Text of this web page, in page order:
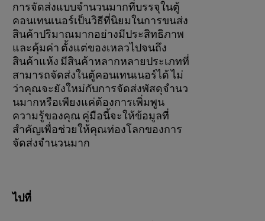
การจัดส่งแบบจํานวนมากที่บรรจุในตู้
คอนเทนเนอร์เป็นวิธีที่นิยมในการขนส่ง
สินค้าปริมาณมากอย่างมีประสิทธิภาพ
และคุ้มค่า ตั้งแต่ของเหลวไปจนถึง
สินค้าแห้ง มีสินค้าหลากหลายประเภทที่
สามารถจัดส่งในตู้คอนเทนเนอร์ได้ ไม่
ว่าคุณจะยังใหม่กับการจัดส่งพัสดุจํานว
นมากหรือเพียงแค่ต้องการเพิ่มพูน
ความรู้ของคุณ คู่มือนี้จะให้ข้อมูลที่
สําคัญเพื่อช่วยให้คุณท่องโลกของการ
จัดส่งจํานวนมาก
ไปที่